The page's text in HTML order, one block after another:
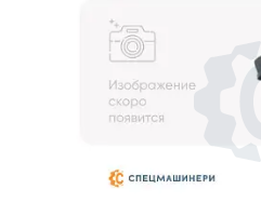
sksale@skdst.ru
+7 (499) 394-50-93